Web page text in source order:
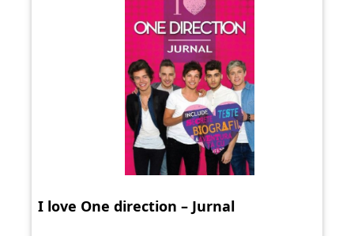
I love One direction – Jurnal